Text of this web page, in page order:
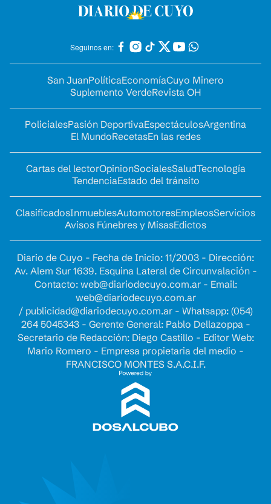
Seguinos en:
San JuanPolíticaEconomíaCuyo Minero
Suplemento VerdeRevista OH
PolicialesPasión DeportivaEspectáculosArgentina
El MundoRecetasEn las redes
Cartas del lectorOpinionSocialesSaludTecnología
TendenciaEstado del tránsito
ClasificadosInmueblesAutomotoresEmpleosServicios
Avisos Fúnebres y MisasEdictos
Diario de Cuyo - Fecha de Inicio: 11/2003 - Dirección:
Av. Alem Sur 1639. Esquina Lateral de Circunvalación -
Contacto: web@diariodecuyo.com.ar- Email:
web@diariodecuyo.com.ar
/ publicidad@diariodecuyo.com.ar- Whatsapp: (054)
264 5045343 - Gerente General: Pablo Dellazoppa -
Secretario de Redacción: Diego Castillo - Editor Web:
Mario Romero - Empresa propietaria del medio -
FRANCISCO MONTES S.A.C.I.F.